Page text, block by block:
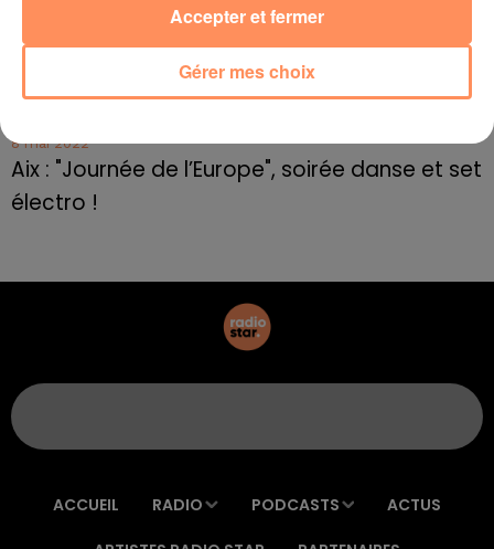
8 mai 2022
Le rappeur marseillais Soprano invité de
E=M6
8 mai 2022
Aix : "Journée de l’Europe", soirée danse et set
électro !
ACCUEIL RADIO PODCASTS ACTUS
Gérer mes choix
Accepter et fermer